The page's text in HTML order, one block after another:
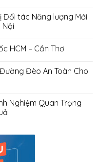
Đối tác Năng lượng Mới
Nội
HCM – Cần Thơ
Đèo An Toàn Cho
Nghiệm Quan Trọng